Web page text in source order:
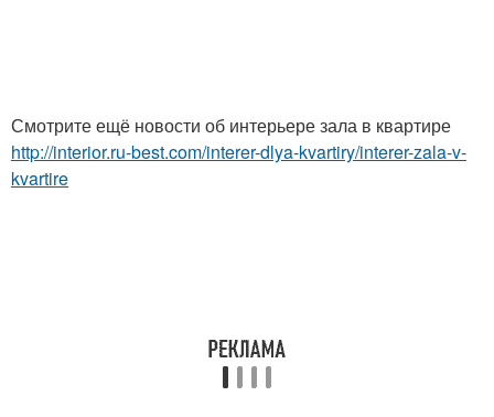
Смотрите ещё новости об интерьере зала в квартире
http://interior.ru-best.com/interer-dlya-kvartiry/interer-zala-v-
kvartire